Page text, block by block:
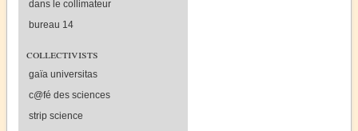
dans le collimateur
bureau 14
collectivists
gaïa universitas
c@fé des sciences
strip science